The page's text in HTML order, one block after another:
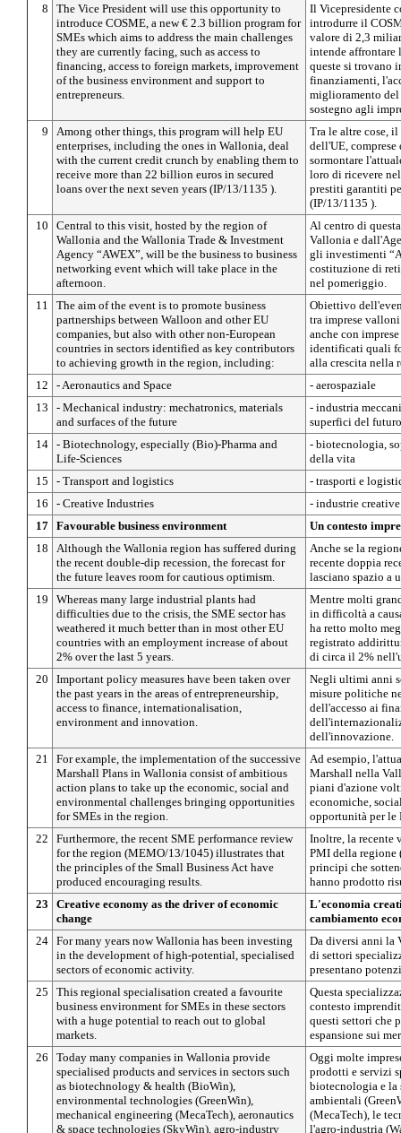
8
The Vice President will use this opportunity to
introduce COSME, a new € 2.3 billion program for
SMEs which aims to address the main challenges
they are currently facing, such as access to
financing, access to foreign markets, improvement
of the business environment and support to
entrepreneurs.
Il Vicepresidente
introdurre il
valore di 2,3
intende affrontare
queste si trovano
finanziamenti,
miglioramento
sostegno agli
9
Among other things, this program will help EU
enterprises, including the ones in Wallonia, deal
with the current credit crunch by enabling them to
receive more than 22 billion euros in secured
loans over the next seven years (IP/13/1135 ).
Tra le altre cose,
dell'UE,
sormontare
loro di ricevere
prestiti garantiti
(IP/13/1135 ).
10
Central to this visit, hosted by the region of
Wallonia and the Wallonia Trade & Investment
Agency “AWEX”, will be the business to business
networking event which will take place in the
afternoon.
Al centro di
Vallonia e
gli investimenti
costituzione di reti
nel pomeriggio.
11
The aim of the event is to promote business
partnerships between Walloon and other EU
companies, but also with other non-European
countries in sectors identified as key contributors
to achieving growth in the region, including:
Obiettivo
tra imprese
anche con
identificati quali
alla crescita nella
12
- Aeronautics and Space
- aerospaziale
13
- Mechanical industry: mechatronics, materials
and surfaces of the future
- industria
superfici del futuro
14 - Biotechnology, especially (Bio)-Pharma and
Life-Sciences
- biotecnologia,
della vita
15
- Transport and logistics
- trasporti e
16
- Creative Industries
- industrie creative
17 Favourable business environment
Un contesto
18
Although the Wallonia region has suffered during
the recent double-dip recession, the forecast for
the future leaves room for cautious optimism.
Anche se la
recente doppia
lasciano spazio a
19
Whereas many large industrial plants had
difficulties due to the crisis, the SME sector has
weathered it much better than in most other EU
countries with an employment increase of about
2% over the last 5 years.
Mentre molti
in difficoltà a
ha retto molto
registrato
di circa il 2%
20
Important policy measures have been taken over
the past years in the areas of entrepreneurship,
access to finance, internationalisation,
environment and innovation.
Negli ultimi anni
misure politiche
dell'accesso ai
dell'innovazione.
21
For example, the implementation of the successive
Marshall Plans in Wallonia consist of ambitious
action plans to take up the economic, social and
environmental challenges bringing opportunities
for SMEs in the region.
Ad esempio,
Marshall nella
piani d'azione
economiche,
opportunità per le
22
Furthermore, the recent SME performance review
for the region (MEMO/13/1045) illustrates that
the principles of the Small Business Act have
produced encouraging results.
Inoltre, la recente
PMI della
principi che
hanno prodotto
23
Creative economy as the driver of economic
change
L'economia
cambiamento
24 For many years now Wallonia has been investing
in the development of high-potential, specialised
sectors of economic activity.
Da diversi anni la
di settori
presentano
25
This regional specialisation created a favourite
business environment for SMEs in these sectors
with a huge potential to reach out to global
markets.
Questa
contesto
questi settori che
espansione sui
26
Today many companies in Wallonia provide
specialised products and services in sectors such
as biotechnology & health (BioWin),
environmental technologies (GreenWin),
mechanical engineering (MecaTech), aeronautics
& space technologies (SkyWin), agro-industry
Oggi molte
prodotti e servizi
biotecnologia e la
ambientali
(MecaTech), le
l'agro-industria